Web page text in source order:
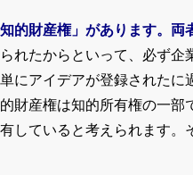
的財産権」があります。両
れたからといって、必ず
にアイデアが登録された
財産権は知的所有権の一
していると考えられます